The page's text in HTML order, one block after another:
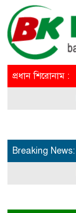
প্রধান শিরোনাম :
Breaking News: